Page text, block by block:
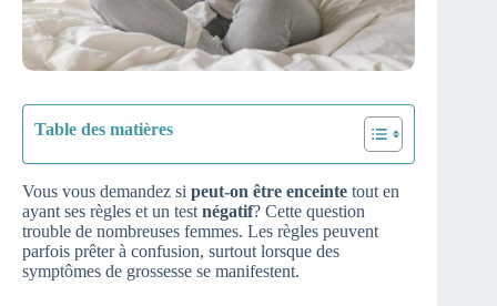
Table des matières
Vous vous demandez si peut-on être enceinte tout en
ayant ses règles et un test négatif? Cette question
trouble de nombreuses femmes. Les règles peuvent
parfois prêter à confusion, surtout lorsque des
symptômes de grossesse se manifestent.